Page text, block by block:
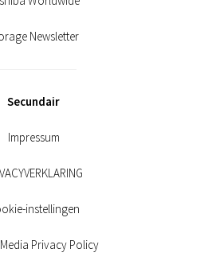
Newsletter
Secundair
Impressum
instellingen
Privacy Policy